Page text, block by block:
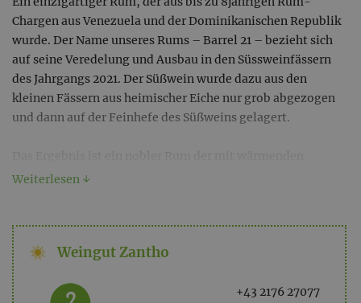
Chargen aus Venezuela und der Dominikanischen Republik
wurde. Der Name unseres Rums – Barrel 21 – bezieht sich
auf seine Veredelung und Ausbau in den Süssweinfässern
des Jahrgangs 2021. Der Süßwein wurde dazu aus den
kleinen Fässern aus heimischer Eiche nur grob abgezogen
und dann auf der Feinhefe des Süßweins gelagert.
Aromen ruhig in die Nase strömt. Feine Gewürze,
getrockneter Mango sind zu erkennen. Veredelt im
Burgenland und für höchsten Genuss gemacht spielt dieser
Rum als perfekter Digestif seinen vollen Charakter aus.
Weiterlesen ↓
Weingut Zantho
+43 2176 27077